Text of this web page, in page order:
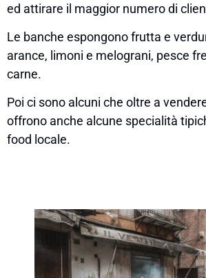
ed attirare il maggior numero di
Le banche espongono frutta e
arance, limoni e melograni, pesce
carne.
Poi ci sono alcuni che oltre a
offrono anche alcune specialità
food locale.